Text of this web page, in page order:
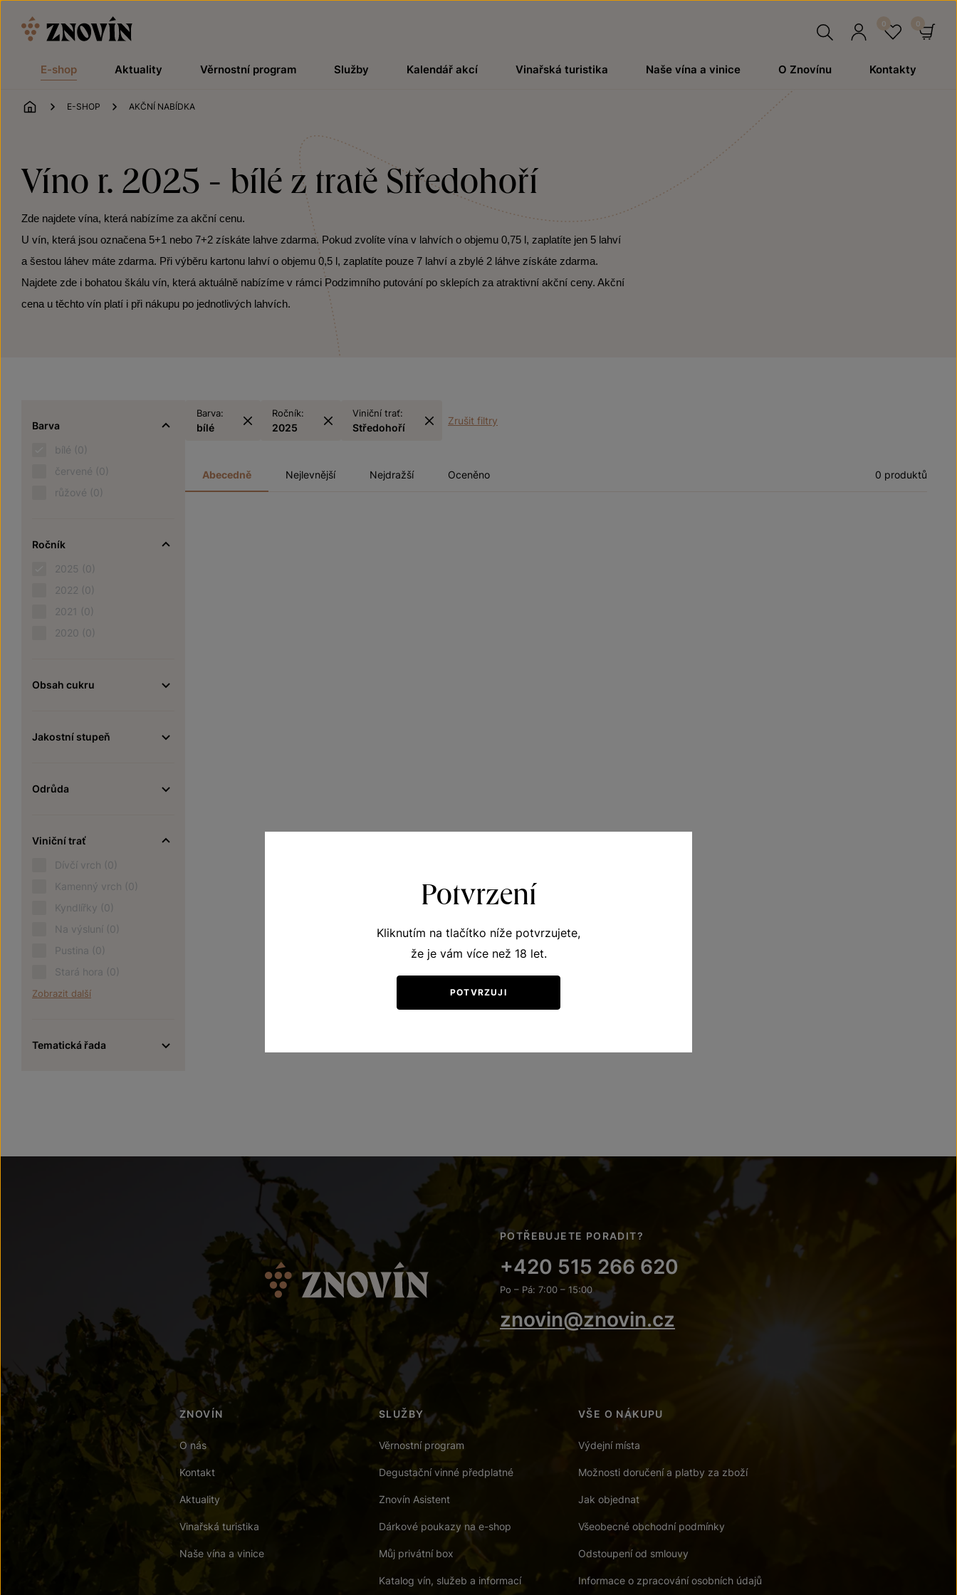
E-shop Aktuality Věrnostní program Služby Kalendář akcí Vinařská turistika Naše vína a vinice O Znovínu Kontakty
ÚVOD
E-SHOP AKČNÍ NABÍDKA
Víno r. 2025 - bílé z tratě Středohoří
Zde najdete vína, která nabízíme za akční cenu.
U vín, která jsou označena 5+1 nebo 7+2 získáte lahve zdarma. Pokud zvolíte vína v lahvích o objemu 0,75 l, zaplatíte jen 5 lahví
a šestou láhev máte zdarma. Při výběru kartonu lahví o objemu 0,5 l, zaplatíte pouze 7 lahví a zbylé 2 láhve získáte zdarma.
Najdete zde i bohatou škálu vín, která aktuálně nabízíme v rámci Podzimního putování po sklepích za atraktivní akční ceny. Akční
cena u těchto vín platí i při nákupu po jednotlivých lahvích.
Barva
bílé (0)
červené (0)
růžové (0)
Ročník
2025 (0)
2022 (0)
2021 (0)
2020 (0)
Obsah cukru
Jakostní stupeň
Odrůda
Viniční trať
Dívčí vrch (0)
Kamenný vrch (0)
Kyndlířky (0)
Na výsluní (0)
Pustina (0)
Stará hora (0)
Zobrazit další
Tematická řada
Barva:
bílé
Ročník:
2025
Viniční trať:
Středohoří
Zrušit filtry
Abecedně Nejlevnější Nejdražší Oceněno 0 produktů
POTŘEBUJETE PORADIT?
+420 515 266 620
Po – Pá: 7:00 – 15:00
znovin@znovin.cz
ZNOVÍN
O nás
Kontakt
Aktuality
Vinařská turistika
Naše vína a vinice
SLUŽBY
Věrnostní program
Degustační vinné předplatné
Znovín Asistent
Dárkové poukazy na e-shop
Můj privátní box
Katalog vín, služeb a informací
VŠE O NÁKUPU
Výdejní místa
Možnosti doručení a platby za zboží
Jak objednat
Všeobecné obchodní podmínky
Odstoupení od smlouvy
Informace o zpracování osobních údajů
Potvrzení
Kliknutím na tlačítko níže potvrzujete,
že je vám více než 18 let.
POTVRZUJI